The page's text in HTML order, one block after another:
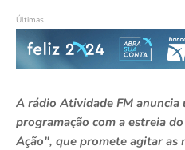
Últimas
A rádio Atividade FM anuncia
programação com a estreia
Ação", que promete agitar as